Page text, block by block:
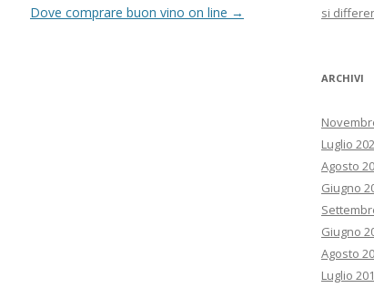
Dove comprare buon vino on line →
si
ARCHIVI
Luglio
Agosto
Giugno
Giugno
Agosto
Luglio